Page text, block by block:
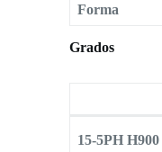
Forma
Grados
15-5PH H900